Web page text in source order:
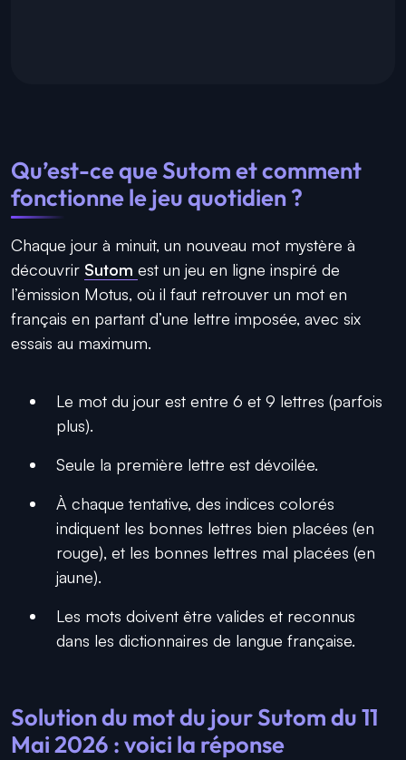
Qu’est-ce que Sutom et comment
fonctionne le jeu quotidien ?
Chaque jour à minuit, un nouveau mot mystère à
découvrir Sutom est un jeu en ligne inspiré de
l’émission Motus, où il faut retrouver un mot en
français en partant d’une lettre imposée, avec six
essais au maximum.
Le mot du jour est entre 6 et 9 lettres (parfois
plus).
Seule la première lettre est dévoilée.
À chaque tentative, des indices colorés
indiquent les bonnes lettres bien placées (en
rouge), et les bonnes lettres mal placées (en
jaune).
Les mots doivent être valides et reconnus
dans les dictionnaires de langue française.
Solution du mot du jour Sutom du 11
Mai 2026 : voici la réponse